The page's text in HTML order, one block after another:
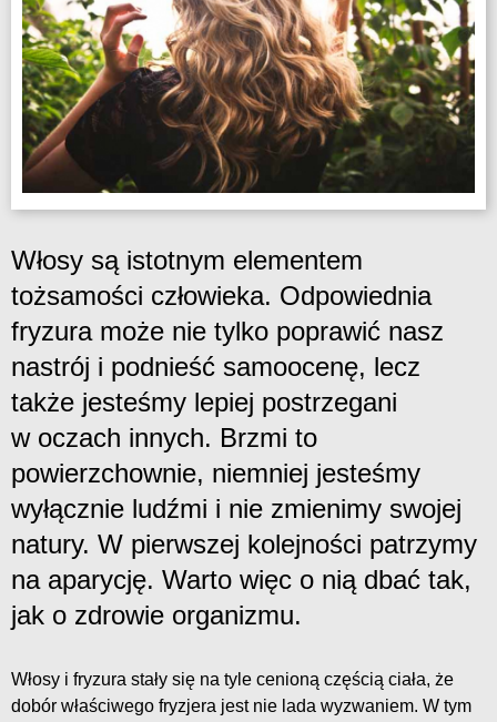
Włosy są istotnym elementem
tożsamości człowieka. Odpowiednia
fryzura może nie tylko poprawić nasz
nastrój i podnieść samoocenę, lecz
także jesteśmy lepiej postrzegani
w oczach innych. Brzmi to
powierzchownie, niemniej jesteśmy
wyłącznie ludźmi i nie zmienimy swojej
natury. W pierwszej kolejności patrzymy
na aparycję. Warto więc o nią dbać tak,
jak o zdrowie organizmu.
Włosy i fryzura stały się na tyle cenioną częścią ciała, że
dobór właściwego fryzjera jest nie lada wyzwaniem. W tym